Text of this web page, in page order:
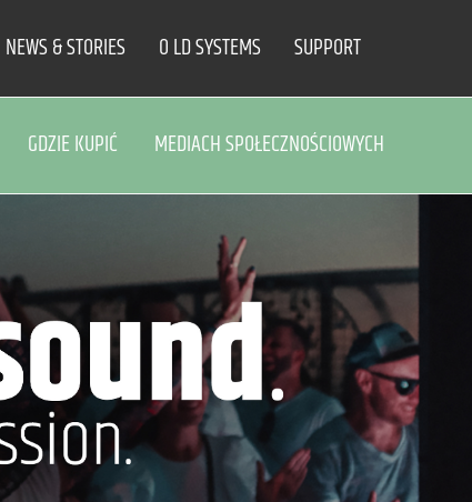
NEWS & STORIES O LD SYSTEMS SUPPORT
GDZIE KUPIĆ MEDIACH SPOŁECZNOŚCIOWYCH